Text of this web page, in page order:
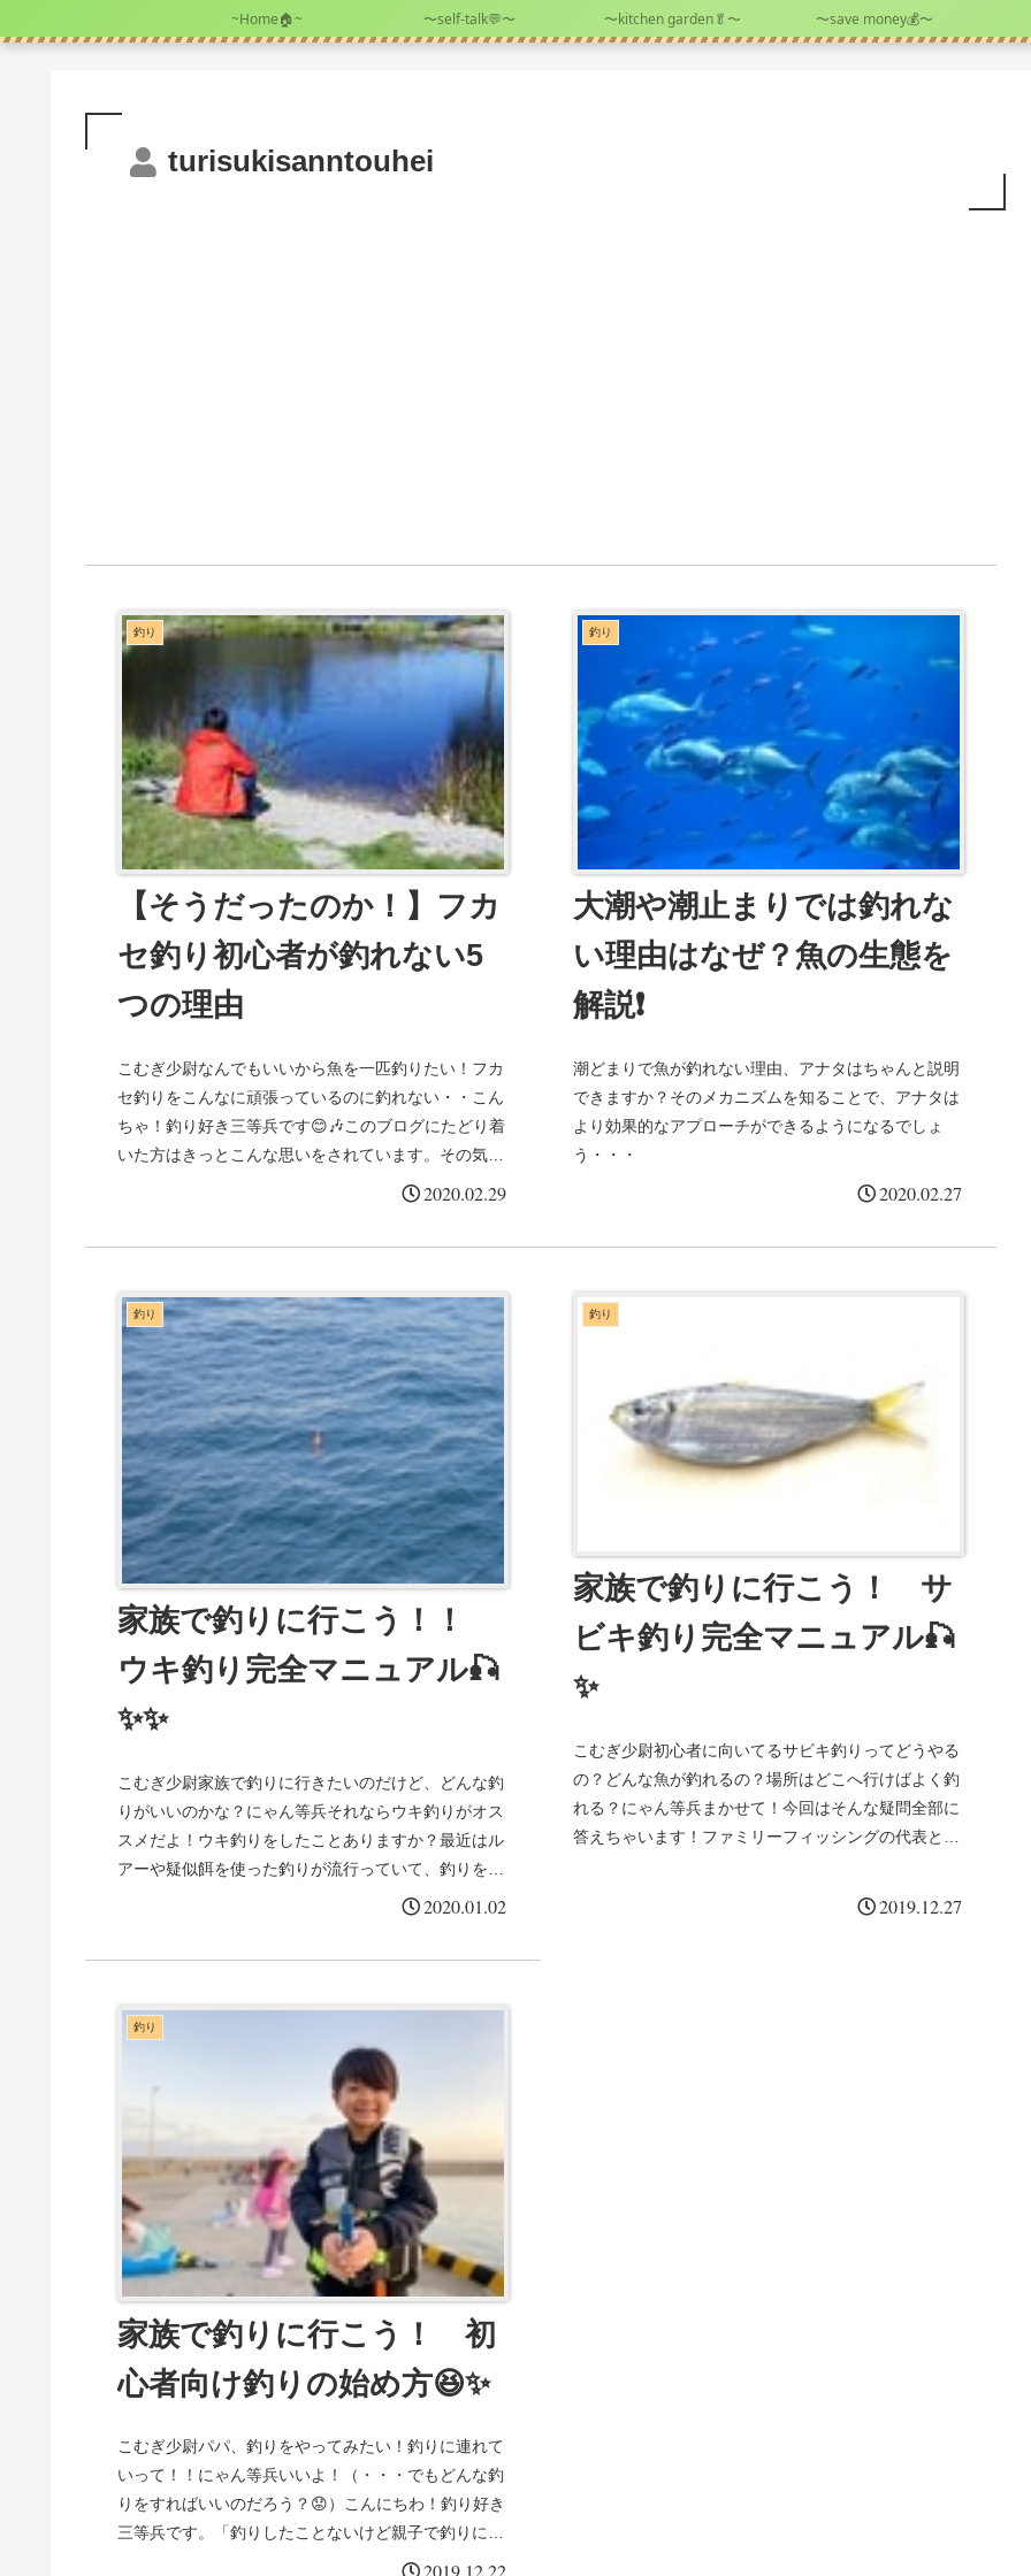
~Home🏠~ 〜self-talk💬〜 〜kitchen garden🥬〜 〜save money💰〜
turisukisanntouhei
釣り
【そうだったのか！】フカ
セ釣り初心者が釣れない5
つの理由
こむぎ少尉なんでもいいから魚を一匹釣りたい！フカ
セ釣りをこんなに頑張っているのに釣れない・・こん
ちゃ！釣り好き三等兵です😊🎶このブログにたどり着
いた方はきっとこんな思いをされています。その気持
ち痛い程わかります😭💦私もフカセ釣りを始めた2020.02.29
釣り
大潮や潮止まりでは釣れな
い理由はなぜ？魚の生態を
解説❗️
潮どまりで魚が釣れない理由、アナタはちゃんと説明
できますか？そのメカニズムを知ることで、アナタは
より効果的なアプローチができるようになるでしょ
う・・・
2020.02.27
釣り
家族で釣りに行こう！！
ウキ釣り完全マニュアル🎣
✨✨
こむぎ少尉家族で釣りに行きたいのだけど、どんな釣
りがいいのかな？にゃん等兵それならウキ釣りがオス
スメだよ！ウキ釣りをしたことありますか？最近はル
アーや疑似餌を使った釣りが流行っていて、釣りをさ
れている方でもウキ釣りをしたことがある人は少な
2020.01.02
釣り
家族で釣りに行こう！ サ
ビキ釣り完全マニュアル🎣
✨
こむぎ少尉初心者に向いてるサビキ釣りってどうやる
の？どんな魚が釣れるの？場所はどこへ行けばよく釣
れる？にゃん等兵まかせて！今回はそんな疑問全部に
答えちゃいます！ファミリーフィッシングの代表とい
2019.12.27
釣り
家族で釣りに行こう！ 初
心者向け釣りの始め方😆✨
こむぎ少尉パパ、釣りをやってみたい！釣りに連れて
いって！！にゃん等兵いいよ！（・・・でもどんな釣
りをすればいいのだろう？😟）こんにちわ！釣り好き
三等兵です。「釣りしたことないけど親子で釣りに行
きたい」「釣りの経験がない家族や恋人を釣りにつ